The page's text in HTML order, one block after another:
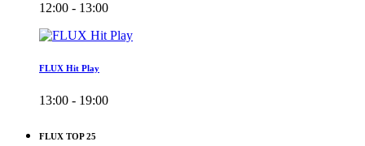
12:00 - 13:00
FLUX Hit Play
13:00 - 19:00
FLUX TOP 25